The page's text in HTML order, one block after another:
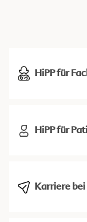
HiPP für
HiPP für
Karriere bei